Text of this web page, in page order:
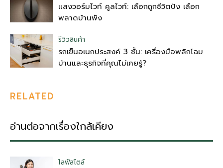
แสงวอร์มไวท์ คูลไวท์: เลือกถูกชีวิตปัง เลือก
พลาดบ้านพัง
รีวิวสินค้า
รถเข็นอเนกประสงค์ 3 ชั้น: เครื่องมือพลิกโฉม
บ้านและธุรกิจที่คุณไม่เคยรู้?
RELATED
อ่านต่อจากเรื่องใกล้เคียง
ไลฟ์สไตล์